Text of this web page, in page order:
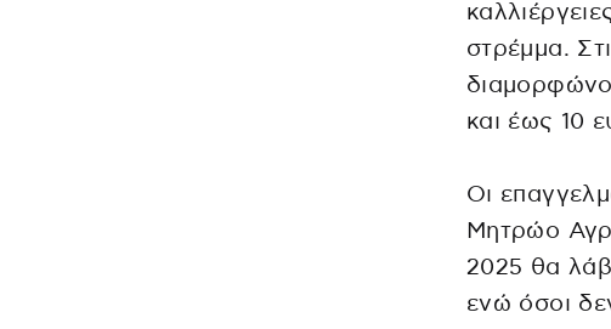
στρέμμα.
και έως 10
Οι
Μητρώο
2025 θα
ενώ όσοι